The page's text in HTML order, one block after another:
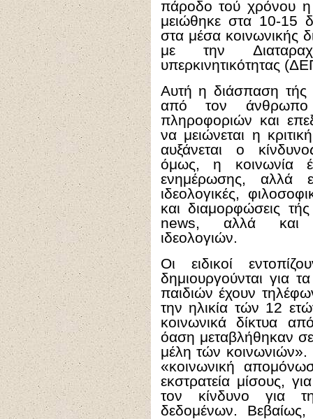
πάροδο τού χρόνου η
μειώθηκε στα 10-15
στα μέσα κοινωνικής
με την
υπερκινητικότητας
Αυτή η διάσπαση τής
από τον
πληροφοριών και
να μειώνεται η
αυξάνεται ο
όμως, η κοινωνία
ενημέρωσης, αλλά
ιδεολογικές,
και διαμορφώσεις
news, αλλά και
ιδεολογιών.
Οι ειδικοί
δημιουργούνται για
παιδιών έχουν
την ηλικία τών 12
κοινωνικά δίκτυα
όαση μεταβλήθηκαν
μέλη τών κοινωνιών».
«κοινωνική
εκστρατεία μίσους,
τον κίνδυνο για
δεδομένων. Βεβαίως,